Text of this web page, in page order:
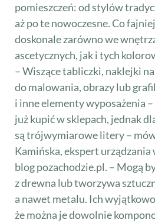
pomieszczeń: od stylów
aż po te nowoczesne. Co
doskonale zarówno we
ascetycznych, jak i tych
– Wiszące tabliczki, naklejki
do malowania, obrazy lub
i inne elementy wyposażenia
już kupić w sklepach, jednak
są trójwymiarowe litery –
Kamińska, ekspert
blog pozachodzie.pl. – Mogą
z drewna lub tworzywa
a nawet metalu. Ich
że można je dowolnie